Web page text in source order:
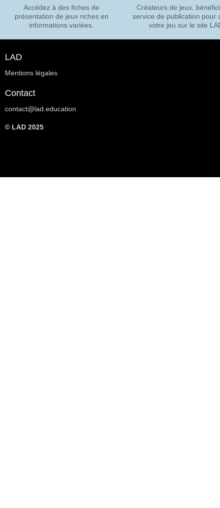
Accédez à des fiches de
présentation de jeux riches en
informations variées.
Créateurs de jeux,
service de publication pour
votre jeu sur le site
LAD
Mentions légales
Contact
contact@lad.education
© LAD 2025